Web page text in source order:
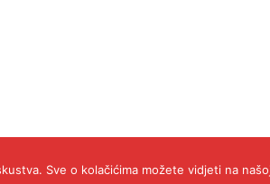
Sve o kolačićima možete vidjeti na